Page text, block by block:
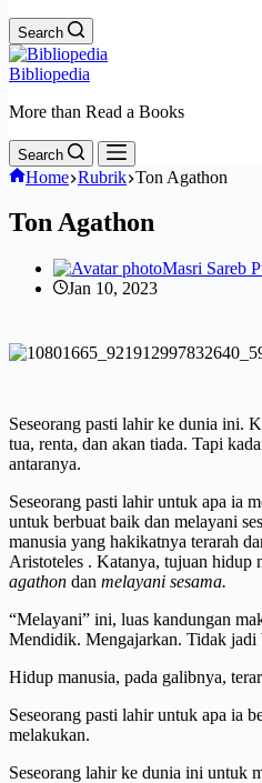
Search
Bibliopedia
More than Read a Books
Search
Home Rubrik Ton Agathon
Ton Agathon
Masri Sareb
Jan 10, 2023
Seseorang pasti lahir ke dunia ini.
tua, renta, dan akan tiada. Tapi
antaranya.
Seseorang pasti lahir untuk apa ia
untuk berbuat baik dan melayani
manusia yang hakikatnya terarah
Aristoteles . Katanya, tujuan hidup
agathon dan melayani sesama.
“Melayani” ini, luas kandungan
Mendidik. Mengajarkan. Tidak jadi
Hidup manusia, pada galibnya,
Seseorang pasti lahir untuk apa ia
melakukan.
Seseorang lahir ke dunia ini untuk